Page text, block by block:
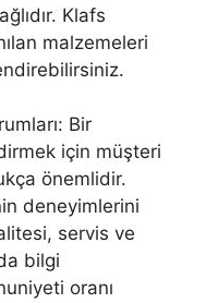
Klafs
malzemeleri
Bir
için müşteri
önemlidir.
deneyimlerini
servis ve
bilgi
oranı